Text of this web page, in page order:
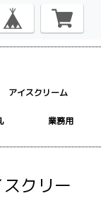
アイスクリーム
業務用
クリー